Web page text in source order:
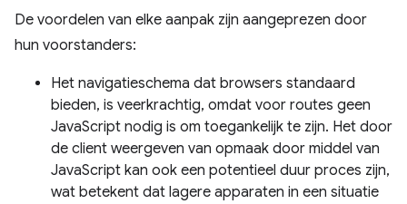
De voordelen van elke aanpak zijn aangeprezen door
hun voorstanders:
Het navigatieschema dat browsers standaard
bieden, is veerkrachtig, omdat voor routes geen
JavaScript nodig is om toegankelijk te zijn. Het door
de client weergeven van opmaak door middel van
JavaScript kan ook een potentieel duur proces zijn,
wat betekent dat lagere apparaten in een situatie